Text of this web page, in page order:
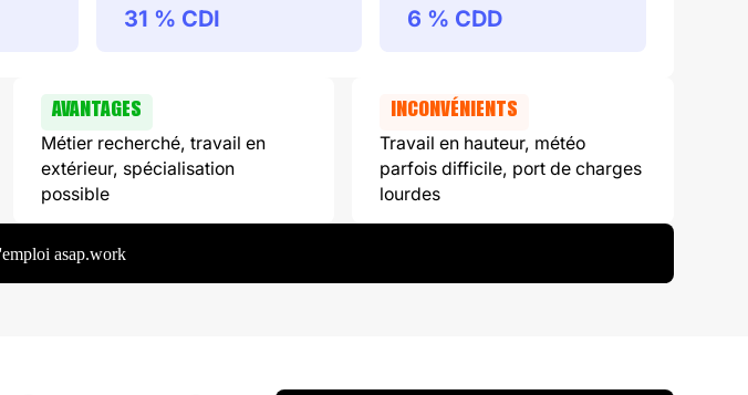
31 % CDI 6 % CDD
AVANTAGES
Métier recherché, travail en
extérieur, spécialisation
possible
INCONVÉNIENTS
Travail en hauteur, météo
parfois difficile, port de charges
lourdes
asap.work